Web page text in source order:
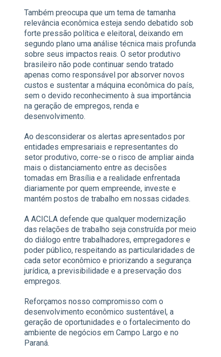
Também preocupa que um tema de tamanha
relevância econômica esteja sendo debatido sob
forte pressão política e eleitoral, deixando em
segundo plano uma análise técnica mais profunda
sobre seus impactos reais. O setor produtivo
brasileiro não pode continuar sendo tratado
apenas como responsável por absorver novos
custos e sustentar a máquina econômica do país,
sem o devido reconhecimento à sua importância
na geração de empregos, renda e
desenvolvimento.
Ao desconsiderar os alertas apresentados por
entidades empresariais e representantes do
setor produtivo, corre-se o risco de ampliar ainda
mais o distanciamento entre as decisões
tomadas em Brasília e a realidade enfrentada
diariamente por quem empreende, investe e
mantém postos de trabalho em nossas cidades.
A ACICLA defende que qualquer modernização
das relações de trabalho seja construída por meio
do diálogo entre trabalhadores, empregadores e
poder público, respeitando as particularidades de
cada setor econômico e priorizando a segurança
jurídica, a previsibilidade e a preservação dos
empregos.
Reforçamos nosso compromisso com o
desenvolvimento econômico sustentável, a
geração de oportunidades e o fortalecimento do
ambiente de negócios em Campo Largo e no
Paraná.